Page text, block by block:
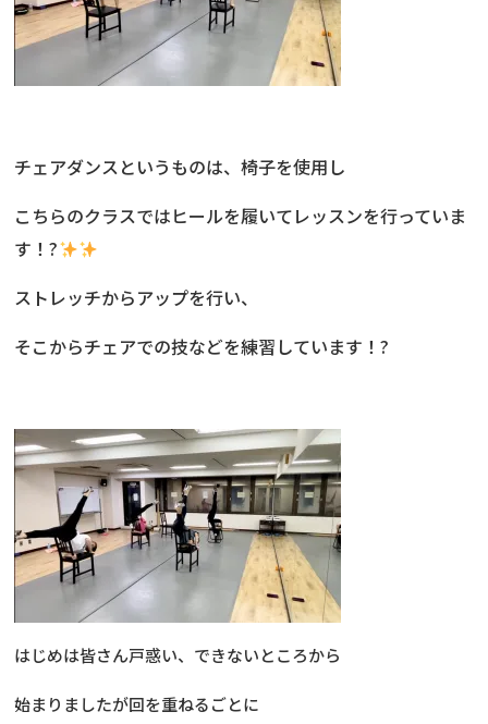
チェアダンスというものは、椅子を使用し
こちらのクラスではヒールを履いてレッスンを行っていま
す！?
ストレッチからアップを行い、
そこからチェアでの技などを練習しています！?
はじめは皆さん戸惑い、できないところから
始まりましたが回を重ねるごとに